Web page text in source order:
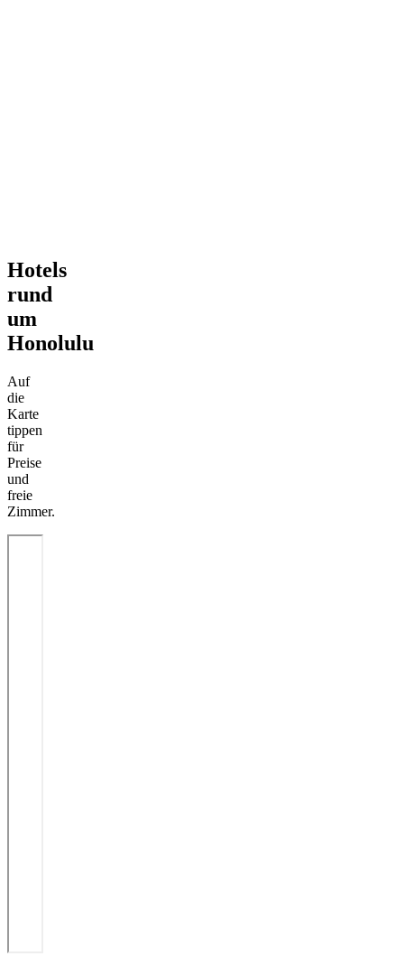
Hotels
rund
um
Honolulu
Auf
die
Karte
tippen
für
Preise
und
freie
Zimmer.